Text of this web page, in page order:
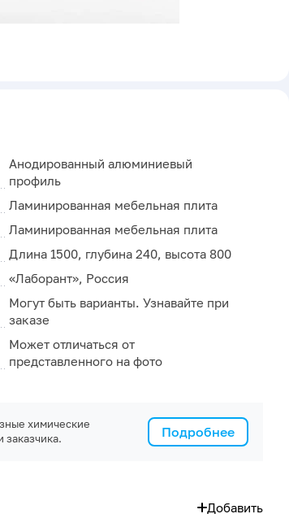
Анодированный алюминиевый
профиль
Ламинированная мебельная плита
Ламинированная мебельная плита
Длина 1500, глубина 240, высота 800
«Лаборант», Россия
Могут быть варианты. Узнавайте при
заказе
Может отличаться от
представленного на фото
Подробнее
химические
заказчика.
Добавить